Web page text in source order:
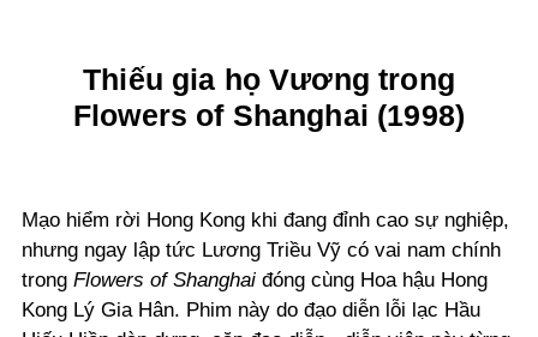
Thiếu gia họ Vương trong
Flowers of Shanghai (1998)
Mạo hiểm rời Hong Kong khi đang đỉnh cao sự nghiệp,
nhưng ngay lập tức Lương Triều Vỹ có vai nam chính
trong Flowers of Shanghai đóng cùng Hoa hậu Hong
Kong Lý Gia Hân. Phim này do đạo diễn lỗi lạc Hầu